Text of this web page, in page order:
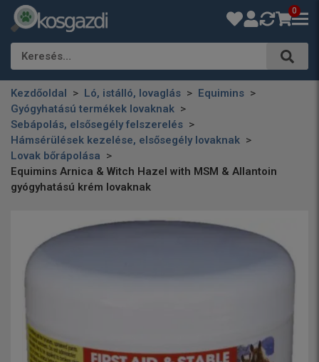
0
Keresés…
Kezdőoldal Ló, istálló, lovaglás
Equimins
Gyógyhatású termékek lovaknak
Sebápolás, elsősegély felszerelés
Hámsérülések kezelése, elsősegély lovaknak
Lovak bőrápolása
Equimins Arnica & Witch Hazel with MSM & Allantoin
gyógyhatású krém lovaknak